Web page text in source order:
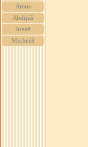
Ámos
Abdijáš
Jonáš
Micheáš